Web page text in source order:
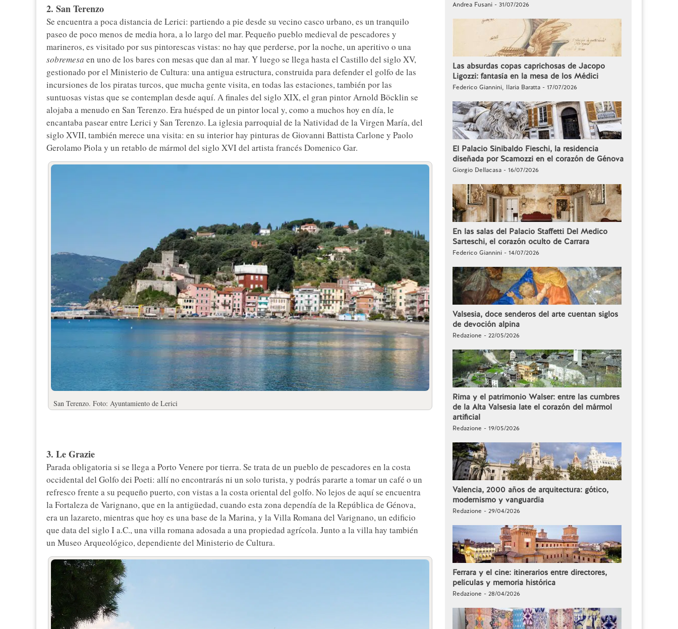
2. San Terenzo
Se encuentra a poca distancia de Lerici: partiendo a pie desde su vecino casco urbano, es un tranquilo
paseo de poco menos de media hora, a lo largo del mar. Pequeño pueblo medieval de pescadores y
marineros, es visitado por sus pintorescas vistas: no hay que perderse, por la noche, un aperitivo o una
sobremesa en uno de los bares con mesas que dan al mar. Y luego se llega hasta el Castillo del siglo XV,
gestionado por el Ministerio de Cultura: una antigua estructura, construida para defender el golfo de las
incursiones de los piratas turcos, que mucha gente visita, en todas las estaciones, también por las
suntuosas vistas que se contemplan desde aquí. A finales del siglo XIX, el gran pintor Arnold Böcklin se
alojaba a menudo en San Terenzo. Era huésped de un pintor local y, como a muchos hoy en día, le
encantaba pasear entre Lerici y San Terenzo. La iglesia parroquial de la Natividad de la Virgen María, del
siglo XVII, también merece una visita: en su interior hay pinturas de Giovanni Battista Carlone y Paolo
Gerolamo Piola y un retablo de mármol del siglo XVI del artista francés Domenico Gar.
San Terenzo. Foto: Ayuntamiento de Lerici
3. Le Grazie
Parada obligatoria si se llega a Porto Venere por tierra. Se trata de un pueblo de pescadores en la costa
occidental del Golfo dei Poeti: allí no encontrarás ni un solo turista, y podrás pararte a tomar un café o un
refresco frente a su pequeño puerto, con vistas a la costa oriental del golfo. No lejos de aquí se encuentra
la Fortaleza de Varignano, que en la antigüedad, cuando esta zona dependía de la República de Génova,
era un lazareto, mientras que hoy es una base de la Marina, y la Villa Romana del Varignano, un edificio
que data del siglo I a.C., una villa romana adosada a una propiedad agrícola. Junto a la villa hay también
un Museo Arqueológico, dependiente del Ministerio de Cultura.
Andrea Fusani - 31/07/2026
Las absurdas copas caprichosas de Jacopo
Ligozzi: fantasía en la mesa de los Médici
Federico Giannini, Ilaria Baratta - 17/07/2026
El Palacio Sinibaldo Fieschi, la residencia
diseñada por Scamozzi en el corazón de Génova
Giorgio Dellacasa - 16/07/2026
En las salas del Palacio Staffetti Del Medico
Sarteschi, el corazón oculto de Carrara
Federico Giannini - 14/07/2026
Valsesia, doce senderos del arte cuentan siglos
de devoción alpina
Redazione - 22/05/2026
Rima y el patrimonio Walser: entre las cumbres
de la Alta Valsesia late el corazón del mármol
artificial
Redazione - 19/05/2026
Valencia, 2000 años de arquitectura: gótico,
modernismo y vanguardia
Redazione - 29/04/2026
Ferrara y el cine: itinerarios entre directores,
películas y memoria histórica
Redazione - 28/04/2026